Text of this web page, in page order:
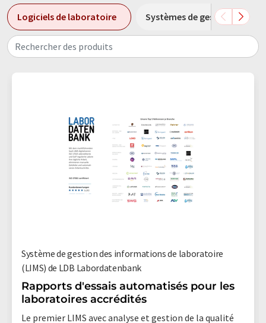
Logiciels de laboratoire Systèmes de gestion des
Rechercher des produits
Système de gestion des informations de laboratoire
(LIMS) de LDB Labordatenbank
Rapports d'essais automatisés pour les
laboratoires accrédités
Le premier LIMS avec analyse et gestion de la qualité